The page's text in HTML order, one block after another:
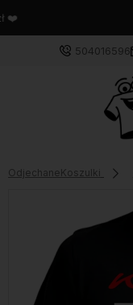
504016596
OdjechaneKoszulki